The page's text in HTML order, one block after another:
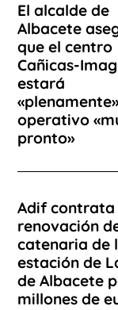
El alcalde de
Albacete
que el centro
Cañicas-
estará
operativo
pronto»
Adif contrata
renovación
catenaria de
estación de
de Albacete
millones de